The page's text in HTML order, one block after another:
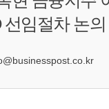
선임절차 논